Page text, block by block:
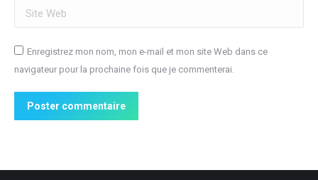
Site Web
Enregistrez mon nom, mon e-mail et mon site Web dans ce
navigateur pour la prochaine fois que je commenterai.
Poster commentaire